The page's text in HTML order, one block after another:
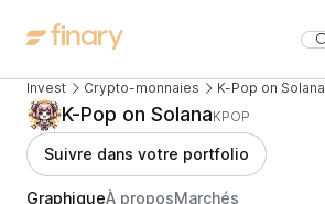
Invest Crypto-monnaies K-Pop on Solana
K-Pop on SolanaKPOP
Suivre dans votre portfolio
GraphiqueÀ proposMarchés